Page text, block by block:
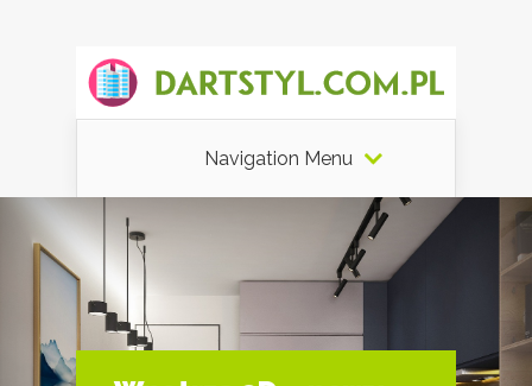
Navigation Menu